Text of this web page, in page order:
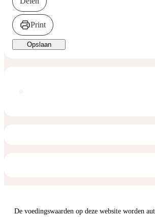
Print
Opslaan
De voedingswaarden op deze website worden automatisch